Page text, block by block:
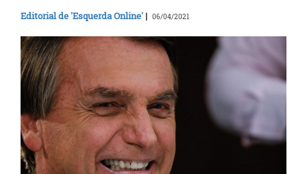
Editorial de 'Esquerda Online' | 06/04/2021